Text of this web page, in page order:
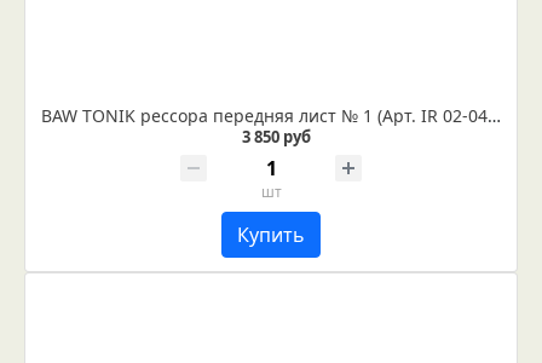
BAW TONIK рессора передняя лист № 1 (Арт. IR 02-04-01)
3 850 руб
шт
Купить